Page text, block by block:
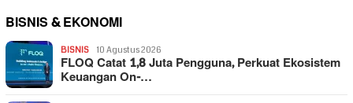
BISNIS & EKONOMI
BISNIS 10 Agustus 2026
FLOQ Catat 1,8 Juta Pengguna, Perkuat Ekosistem
Keuangan On-…